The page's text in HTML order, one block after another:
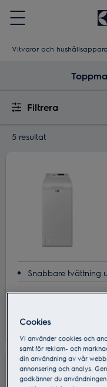
Menu
Vitvaror och
Filtrera
5 resultat
Snabbare tvättning
Stora eller små
Känn dig lite friare -
Den
certifieringen
Woolmark Gold)
Ändra
Produktblad enligt EU-
Cookies
Vi använder cookies och
samt för reklam- och
din användning av vår
annonsering och analys.
godkänner du